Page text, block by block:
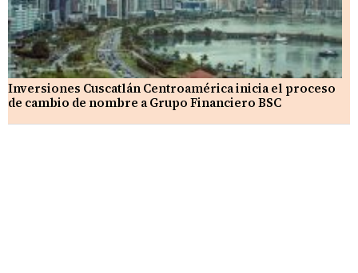
Inversiones Cuscatlán Centroamérica inicia el proceso
de cambio de nombre a Grupo Financiero BSC